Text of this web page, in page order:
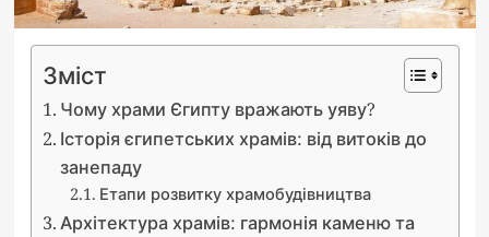
Зміст
Чому храми Єгипту вражають уяву?
Історія єгипетських храмів: від витоків до
занепаду
Етапи розвитку храмобудівництва
Архітектура храмів: гармонія каменю та